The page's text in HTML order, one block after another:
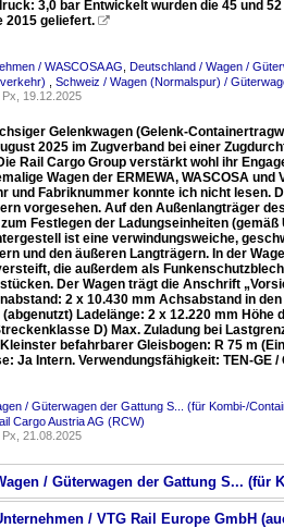
3,0 bar Entwickelt wurden die 45 und
2015 geliefert. 
/ WASCOSA AG Deutschland / Wagen /
Schweiz / Wagen (Normalspur) /
19.12.2025
Gelenkwagen (Gelenk-
2025 im Zugverband bei einer
Rail Cargo Group verstärkt wohl ihr
Wagen der ERMEWA, WASCOSA
und Fabriknummer konnte ich nicht lesen.
vorgesehen. Auf den Außenlangträger
Festlegen der Ladungseinheiten
ist eine verwindungsweiche,
und den äußeren Langträgern. In der
die außerdem als
Der Wagen trägt die Anschrift
2 x 10.430 mm Achsabstand in
(abgenutzt) Ladelänge: 2 x 12.220 mm
D) Max. Zuladung bei
befahrbarer Gleisbogen: R 75 m
Ja Intern. Verwendungsfähigkeit: TEN-GE /
/ Güterwagen der Gattung S... (für Kombi-/
Cargo Austria AG (RCW)
21.08.2025
/ Güterwagen der Gattung S... (für
/ VTG Rail Europe GmbH